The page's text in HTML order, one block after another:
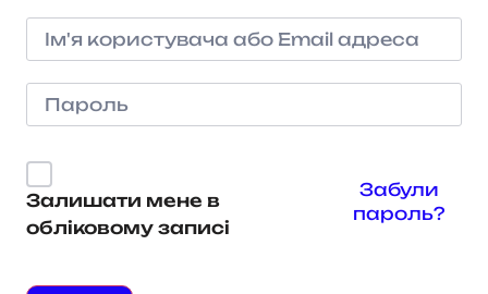
Залишати мене в
обліковому записі
Забули
пароль?